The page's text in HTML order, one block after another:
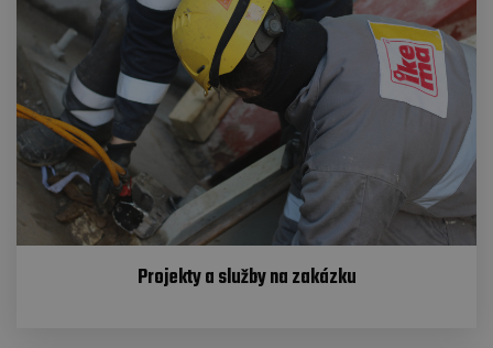
Projekty a služby na zakázku